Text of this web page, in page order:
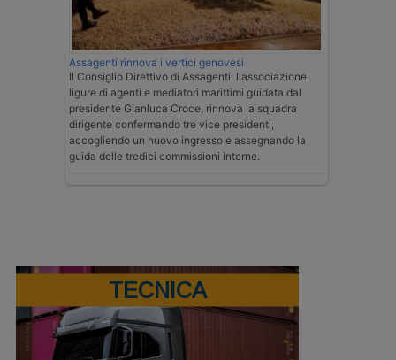
Assagenti rinnova i vertici genovesi
Il Consiglio Direttivo di Assagenti, l'associazione
ligure di agenti e mediatori marittimi guidata dal
presidente Gianluca Croce, rinnova la squadra
dirigente confermando tre vice presidenti,
accogliendo un nuovo ingresso e assegnando la
guida delle tredici commissioni interne.
TECNICA